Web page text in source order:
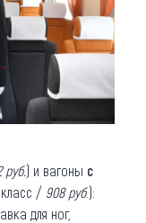
руб.) и вагоны с
/ 908 руб.):
для ног,